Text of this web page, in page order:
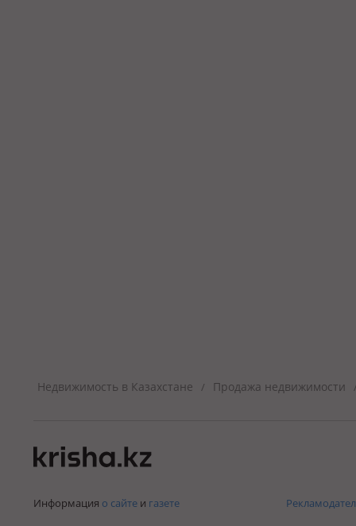
Недвижимость в Казахстане / Продажа недвижимости /
Информация о сайте и газете